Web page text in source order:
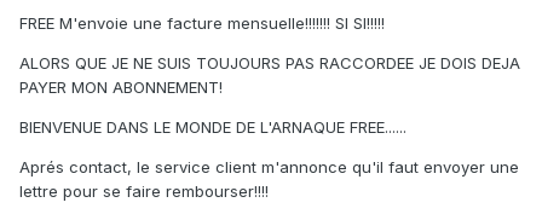
FREE M'envoie une facture mensuelle!!!!!!! SI SI!!!!!
ALORS QUE JE NE SUIS TOUJOURS PAS RACCORDEE JE DOIS DEJA
PAYER MON ABONNEMENT!
BIENVENUE DANS LE MONDE DE L'ARNAQUE FREE......
Aprés contact, le service client m'annonce qu'il faut envoyer une
lettre pour se faire rembourser!!!!